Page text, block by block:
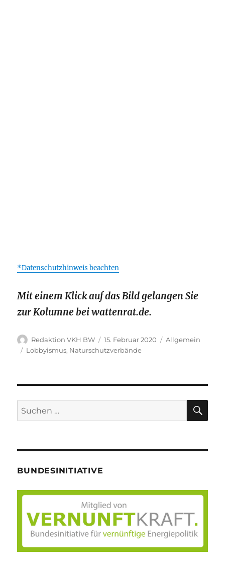
*Datenschutzhinweis beachten
Mit einem Klick auf das Bild gelangen Sie
zur Kolumne bei wattenrat.de.
Autor
Redaktion VKH BW
Veröffentlicht
am
15. Februar 2020 Kategorien
Allgemein
Schlagwörter
Lobbyismus, Naturschutzverbände
Suche
nach:
BUNDESINITIATIVE